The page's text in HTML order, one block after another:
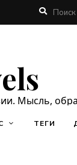
Мысль,
ТЕГИ